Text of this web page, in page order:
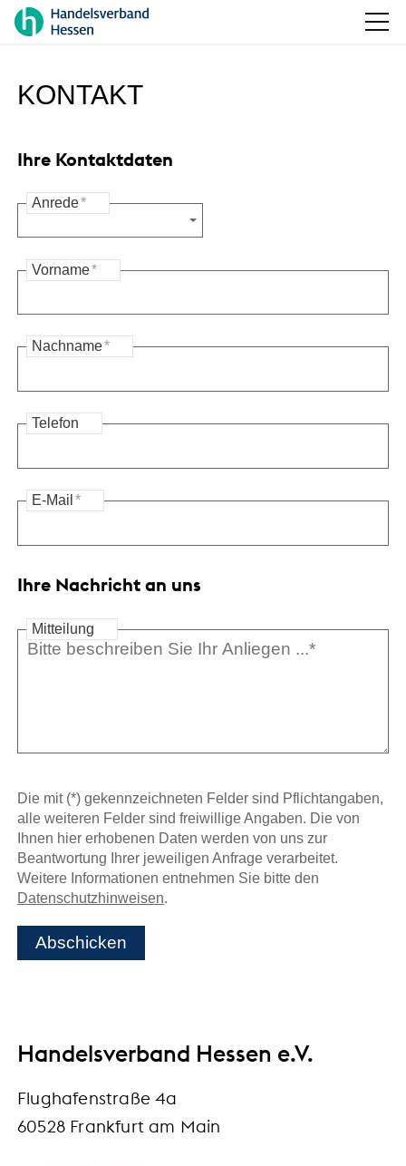
KONTAKT
Ihre Kontaktdaten
Anrede*
Vorname*
Nachname*
Telefon
E-Mail *
Ihre Nachricht an uns
Mitteilung
Die mit (*) gekennzeichneten Felder sind Pflichtangaben,
alle weiteren Felder sind freiwillige Angaben. Die von
Ihnen hier erhobenen Daten werden von uns zur
Beantwortung Ihrer jeweiligen Anfrage verarbeitet.
Weitere Informationen entnehmen Sie bitte den
Datenschutzhinweisen.
Abschicken
Handelsverband Hessen e.V.
Flughafenstraße 4a
60528 Frankfurt am Main